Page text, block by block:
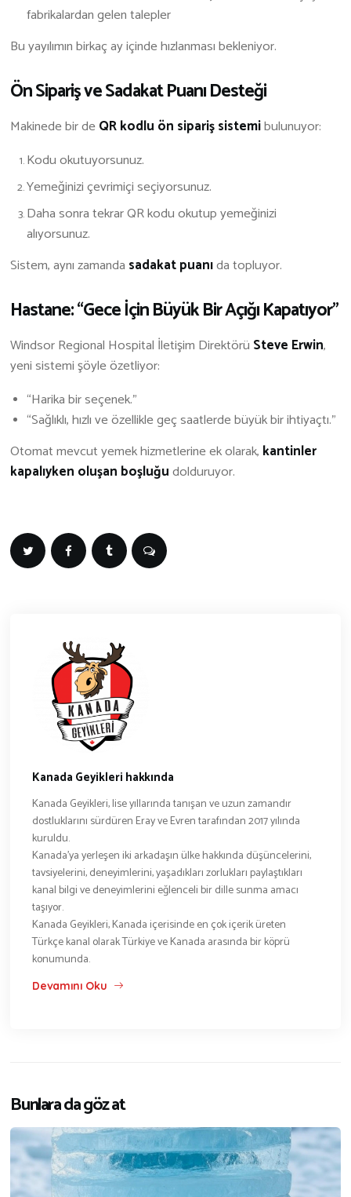
fabrikalardan gelen talepler
Bu yayılımın birkaç ay içinde hızlanması bekleniyor.
Ön Sipariş ve Sadakat Puanı Desteği
Makinede bir deQR kodlu ön sipariş sistemibulunuyor:
Kodu okutuyorsunuz.
Yemeğinizi çevrimiçi seçiyorsunuz.
Daha sonra tekrar QR kodu okutup yemeğinizi
alıyorsunuz.
Sistem, aynı zamanda sadakat puanıda topluyor.
Hastane: “Gece İçin Büyük Bir Açığı Kapatıyor”
Windsor Regional Hospital İletişim Direktörü Steve Erwin,
yeni sistemi şöyle özetliyor:
“Harika bir seçenek.”
“Sağlıklı, hızlı ve özellikle geç saatlerde büyük bir ihtiyaçtı.”
Otomat mevcut yemek hizmetlerine ek olarak, kantinler
kapalıyken oluşan boşluğudolduruyor.
Kanada Geyikleri hakkında
Kanada Geyikleri, lise yıllarında tanışan ve uzun zamandır
dostluklarını sürdüren Eray ve Evren tarafından 2017 yılında
kuruldu.
Kanada’ya yerleşen iki arkadaşın ülke hakkında düşüncelerini,
tavsiyelerini, deneyimlerini, yaşadıkları zorlukları paylaştıkları
kanal bilgi ve deneyimlerini eğlenceli bir dille sunma amacı
taşıyor.
Kanada Geyikleri, Kanada içerisinde en çok içerik üreten
Türkçe kanal olarak Türkiye ve Kanada arasında bir köprü
konumunda.
Devamını Oku
Bunlara da göz at